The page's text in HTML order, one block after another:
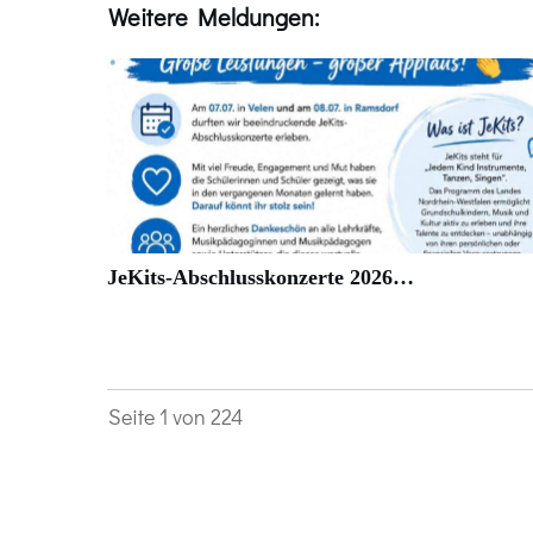
Weitere Meldungen:
JeKits-Abschlusskonzerte 2026…
Seite 1 von 224